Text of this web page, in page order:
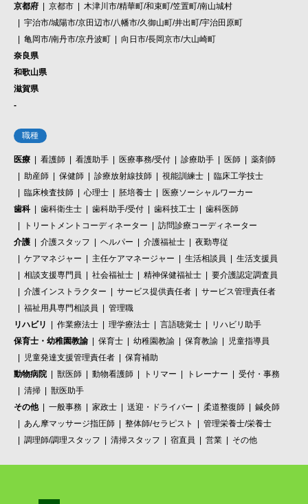
京都府
京都市
木津川市/精華町/和束町/笠置町/南山城村
宇治市/城陽市/京田辺市/八幡市/久御山町/井出町/宇治田原町
亀岡市/南丹市/京丹波町
向日市/長岡京市/大山崎町
奈良県
和歌山県
滋賀県
-
職種
医療 看護師 看護助手 医療事務/受付 診療助手 医師
薬剤師
助産師
保健師 診療放射線技師 視能訓練士
臨床工学技士
臨床検査技師
心理士 胚培養士
医療ソーシャルワーカー
歯科
歯科衛生士 歯科助手/受付 歯科技工士
歯科医師
トリートメントコーディネーター
訪問診療コーディネーター
介護
介護スタッフ ヘルパー 介護福祉士
夜勤専従
ケアマネジャー
主任ケアマネージャー 生活相談員
生活支援員
相談支援専門員
社会福祉士 精神保健福祉士
要介護認定調査員
介護インストラクター
サービス提供責任者
サービス管理責任者
福祉用具専門相談員
管理職
リハビリ
作業療法士 理学療法士 言語聴覚士
リハビリ助手
保育士・幼稚園教諭
保育士 幼稚園教諭 保育教諭
児童指導員
児童発達支援管理責任者
保育補助
動物病院
獣医師 動物看護師 トリマー トレーナー
受付・事務
清掃
獣医助手
その他
一般事務 家政士 送迎・ドライバー 柔道整復師
鍼灸師
あん摩マッサージ指圧師
整体師/セラピスト
管理栄養士/栄養士
調理師/調理スタッフ
清掃スタッフ 宿直員 営業 その他